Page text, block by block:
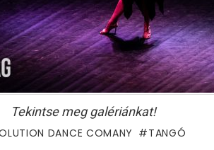
Tekintse meg galériánkat!
DANCE COMANY TANGÓ